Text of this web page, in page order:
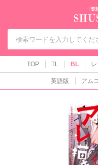
TOP TL BL
英語版 アム